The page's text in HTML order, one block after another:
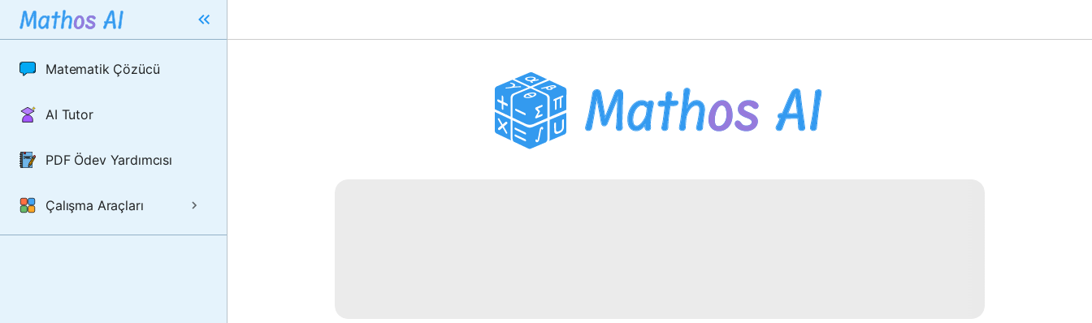
Matematik Çözücü
AI Tutor
PDF Ödev Yardımcısı
Çalışma Araçları